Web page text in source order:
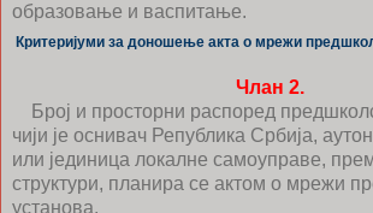
образовање и васпитање.
Критеријуми за доношење акта о мрежи
Члан 2.
Број и просторни распоред
чији је оснивач Република Србија,
или јединица локалне самоуправе,
структури, планира се актом о мрежи
установа.